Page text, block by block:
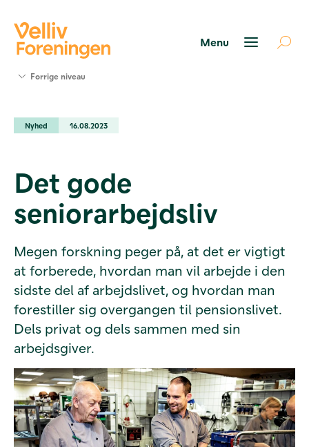
Værktøjer
Foreningen
Kontakt
os
Forrige niveau
Nyhed 16.08.2023
Det gode
seniorarbejdsliv
Megen forskning peger på, at det er vigtigt
at forberede, hvordan man vil arbejde i den
sidste del af arbejdslivet, og hvordan man
forestiller sig overgangen til pensionslivet.
Dels privat og dels sammen med sin
arbejdsgiver.